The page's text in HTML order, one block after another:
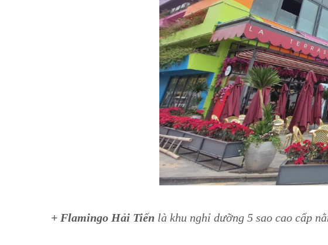
+ Flamingo Hải Tiến là khu nghỉ dưỡng 5 sao cao cấp